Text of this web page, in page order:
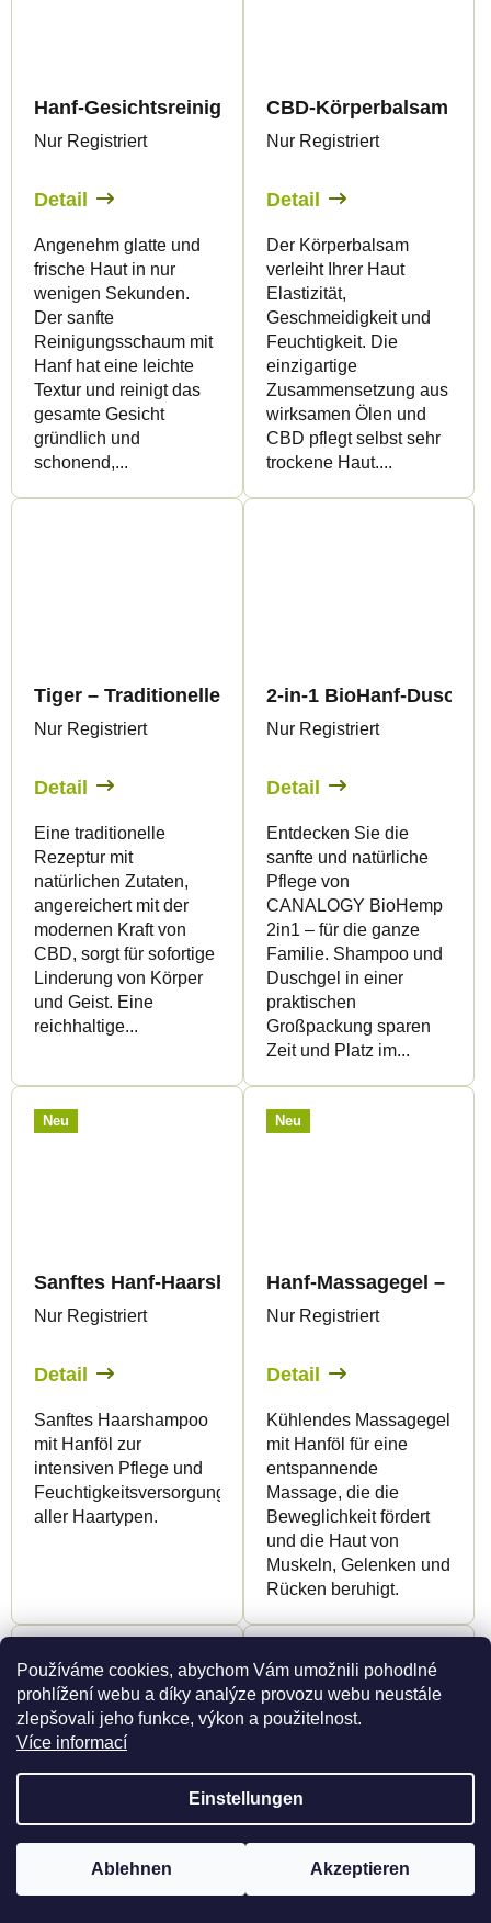
Používáme cookies, abychom Vám umožnili pohodlné
prohlížení webu a díky analýze provozu webu neustále
zlepšovali jeho funkce, výkon a použitelnost.
Více informací
Einstellungen
Ablehnen Akzeptieren
Um Produkte anzuzeigen, müssen Sie registriert sein
Hanf-Gesichtsreinigungsschaum - Canalogy
Nur Registriert
Detail
Angenehm glatte und
frische Haut in nur
wenigen Sekunden.
Der sanfte
Reinigungsschaum mit
Hanf hat eine leichte
Textur und reinigt das
gesamte Gesicht
gründlich und
schonend,...
CBD-Körperbalsam -
Nur Registriert
Detail
Der Körperbalsam
verleiht Ihrer Haut
Elastizität,
Geschmeidigkeit und
Feuchtigkeit. Die
einzigartige
Zusammensetzung aus
wirksamen Ölen und
CBD pflegt selbst sehr
trockene Haut....
Tiger – Traditionelle Tiger-Aromatherapie-Salbe
Nur Registriert
Detail
Eine traditionelle
Rezeptur mit
natürlichen Zutaten,
angereichert mit der
modernen Kraft von
CBD, sorgt für sofortige
Linderung von Körper
und Geist. Eine
reichhaltige...
2-in-1 BioHanf-
Nur Registriert
Detail
Entdecken Sie die
sanfte und natürliche
Pflege von
CANALOGY BioHemp
2in1 – für die ganze
Familie. Shampoo und
Duschgel in einer
praktischen
Großpackung sparen
Zeit und Platz im...
Neu
Sanftes Hanf-Haarshampoo - Canalogy
Nur Registriert
Detail
Sanftes Haarshampoo
mit Hanföl zur
intensiven Pflege und
Feuchtigkeitsversorgung
aller Haartypen.
Neu
Hanf-Massagegel –
Nur Registriert
Detail
Kühlendes Massagegel
mit Hanföl für eine
entspannende
Massage, die die
Beweglichkeit fördert
und die Haut von
Muskeln, Gelenken und
Rücken beruhigt.
Neu
Hanf-Massagegel – WARM – Canalogy
Reishi CBD